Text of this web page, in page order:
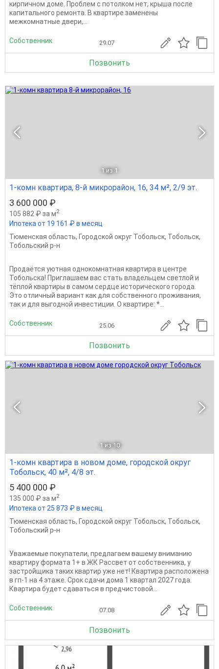
кирпичном доме. Проблем с потолком нет, крыша после
капитального ремонта. В квартире заменены
межкомнатные двери,...
Собственник 29.07
Позвонить
1 из 1
1-комн квартира, 8-й микрорайон, 16, 34 м², 2/9 эт.
3 600 000 ₽
105 882 ₽ за м2
Ипотека от 19 161 ₽ в месяц
Тюменская область, Городской округ Тобольск, Тобольск,
Тобольский р-н
Продаётся уютная однокомнатная квартира в центре
Тобольска! Приглашаем вас стать владельцем светлой и
тёплой квартиры в самом сердце исторического города.
Это отличный вариант как для собственного проживания,
так и для выгодной инвестиции. О квартире: *...
Собственник 25.06
Позвонить
1 из 10
1-комн квартира в новом доме, городской округ
Тобольск, 40 м², 4/8 эт.
5 400 000 ₽
135 000 ₽ за м2
Ипотека от 25 873 ₽ в месяц
Тюменская область, Городской округ Тобольск, Тобольск,
Тобольский р-н
Уважаемые покупатели, предлагаем вашему вниманию
квартиру формата 1+ в ЖК Рассвет от собственника, у
застройщика таких квартир уже нет! Квартира расположена
в гп-1 на 4 этаже. Срок сдачи дома 1 квартал 2027 года.
Квартира будет сдаваться в предчистовой...
Собственник 07.08
Позвонить